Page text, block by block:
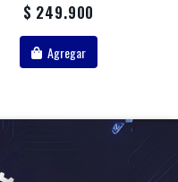
$ 249.900
Agregar